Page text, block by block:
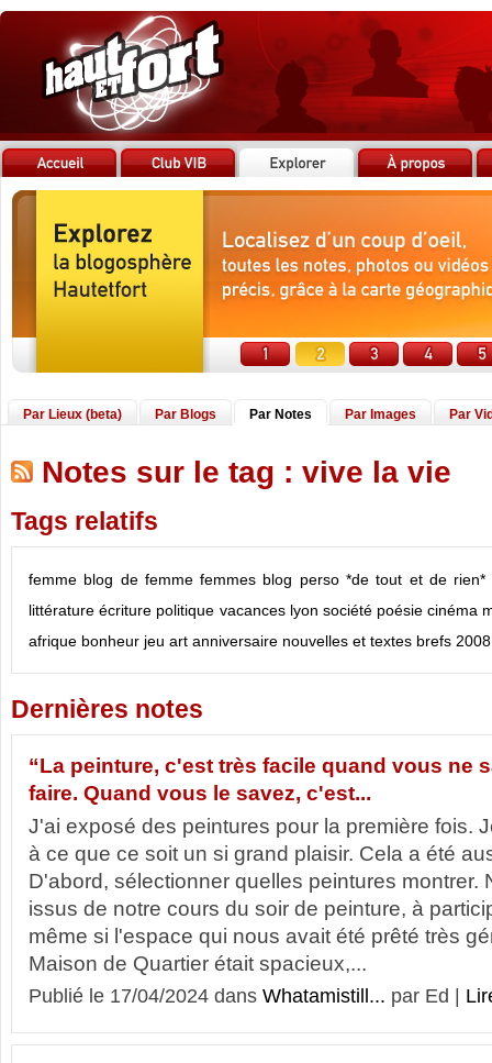
Par Lieux (beta) Par Blogs Par Notes Par Images Par
Notes sur le tag : vive la vie
Tags relatifs
femme blog de femme femmes blog perso *de tout et de rien*
littérature écriture politique vacances lyon société poésie cinéma
afrique bonheur jeu art anniversaire nouvelles et textes brefs 2008
Dernières notes
“La peinture, c'est très facile quand vous ne
faire. Quand vous le savez, c'est...
J'ai exposé des peintures pour la première fois.
à ce que ce soit un si grand plaisir. Cela a été
D'abord, sélectionner quelles peintures montrer.
issus de notre cours du soir de peinture, à
même si l'espace qui nous avait été prêté très
Maison de Quartier était spacieux,...
Publié le 17/04/2024 dans Whatamistill... par Ed |